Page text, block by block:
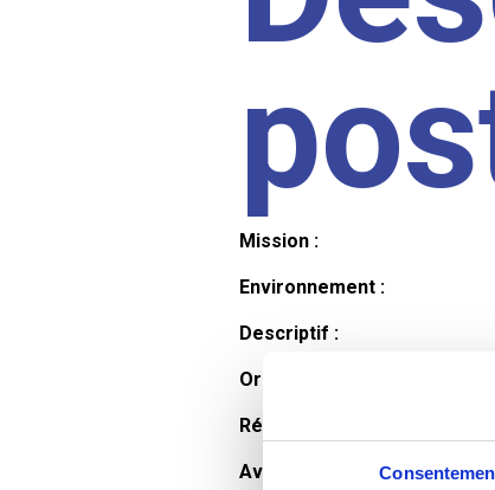
Mission :
Environnement :
Descriptif :
Organisation et horaires :
Rémunération :
Avantages :